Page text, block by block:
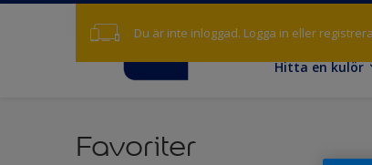
Du är inte inloggad. Logga in eller
Hitta en kulör
Favoriter